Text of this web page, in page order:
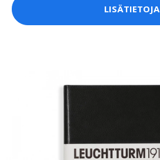
LISÄTIETOJA